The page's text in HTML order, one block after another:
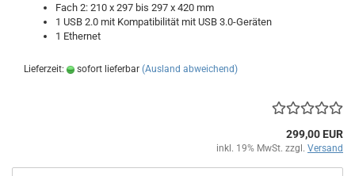
Fach 2: 210 x 297 bis 297 x 420 mm
1 USB 2.0 mit Kompatibilität mit USB 3.0-Geräten
1 Ethernet
Lieferzeit: sofort lieferbar (Ausland abweichend)
299,00 EUR
inkl. 19% MwSt. zzgl. Versand